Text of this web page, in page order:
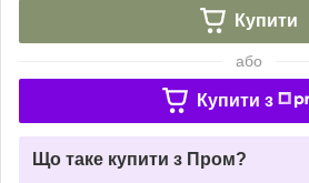
Купити
або
Купити з
Що таке купити з Пром?